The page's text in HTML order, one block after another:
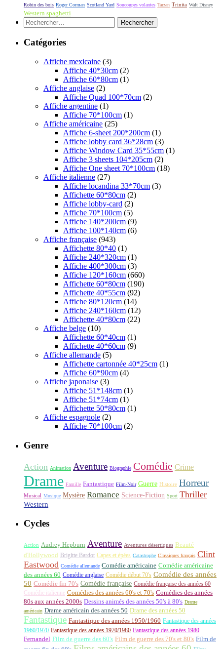
Robin des bois Roger Corman Scotland Yard Soucoupes volantes Tarzan Trinita Walt Disney
Western spaghetti
Rechercher :
Catégories
Affiche mexicaine (3)
Affiche 40*30cm (2)
Affiche 60*80cm (1)
Affiche anglaise (2)
Affiche Quad 100*70cm (2)
Affiche argentine (1)
Affiche 70*100cm (1)
Affiche américaine (25)
Affiche 6-sheet 200*200cm (1)
Affiche lobby card 36*28cm (3)
Affiche Window Card 35*55cm (1)
Affiche 3 sheets 104*205cm (2)
Affiche One sheet 70*100cm (18)
Affiche italienne (27)
Affiche locandina 33*70cm (3)
Affichette 60*80cm (2)
Affiche lobby-card (2)
Affiche 70*100cm (5)
Affiche 140*200cm (9)
Affiche 100*140cm (6)
Affiche française (943)
Affichette 80*40 (1)
Affiche 240*320cm (1)
Affiche 400*300cm (3)
Affiche 120*160cm (660)
Affichette 60*80cm (190)
Affichette 40*55cm (92)
Affiche 80*120cm (14)
Affiche 240*160cm (12)
Affichette 40*80cm (22)
Affiche belge (10)
Affichette 60*40cm (1)
Affichette 40*60cm (9)
Affiche allemande (5)
Affichette cartonnée 40*25cm (1)
Affiche 60*90cm (4)
Affiche japonaise (3)
Affiche 51*148cm (1)
Affiche 51*74cm (1)
Affichette 50*80cm (1)
Affiche espagnole (2)
Affiche 70*100cm (2)
Genre
Action Animation Aventure Biographie Comédie Crime
Drame Famille Fantastique Film-Noir Guerre Histoire Horreur
Musical Musique Mystère Romance Science-Fiction Sport Thriller
Western
Cycles
Action Audrey Hepburn Aventure Aventures désertiques Beauté
d'Hollywood Brigitte Bardot Capes et épées Catastrophe Classiques français Clint
Eastwood Comédie allemande Comédie américaine Comédie américaine
des années 60 Comédie anglaise Comédie début 70's Comédie des années
50 Comédie fin 70's Comédie française Comédie française des années 60
Comédie italienne Comédies des années 60's et 70's Comédies des années
80s aux années 2000s Dessins animés des années 50's à 80's Drame
américain Drame américain des années 50 Drame des années 50
Fantastique Fantastique des années 1950/1960 Fantastique des années
1960/1970 Fantastique des années 1970/1980 Fantastique des années 1980
Fernandel Film de guerre des 60's Film de guerre des 70's et 80's Film de